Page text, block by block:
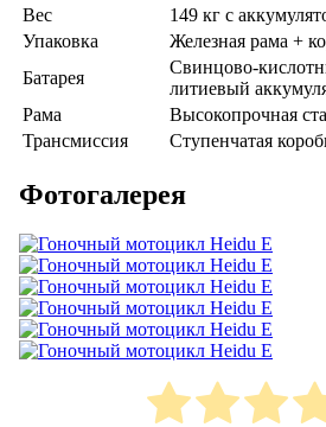
Вес
149 кг с
Упаковка
Железная рама +
Батарея
Свинцово-
литиевый
Рама
Высокопрочная
Трансмиссия
Ступенчатая
Фотогалерея